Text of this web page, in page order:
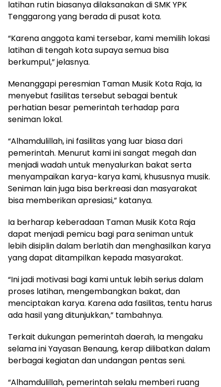
latihan rutin biasanya dilaksanakan di SMK YPK
Tenggarong yang berada di pusat kota.
“Karena anggota kami tersebar, kami memilih lokasi
latihan di tengah kota supaya semua bisa
berkumpul,” jelasnya.
Menanggapi peresmian Taman Musik Kota Raja, Ia
menyebut fasilitas tersebut sebagai bentuk
perhatian besar pemerintah terhadap para
seniman lokal.
“Alhamdulillah, ini fasilitas yang luar biasa dari
pemerintah. Menurut kami ini sangat megah dan
menjadi wadah untuk menyalurkan bakat serta
menyampaikan karya-karya kami, khususnya musik.
Seniman lain juga bisa berkreasi dan masyarakat
bisa memberikan apresiasi,” katanya.
Ia berharap keberadaan Taman Musik Kota Raja
dapat menjadi pemicu bagi para seniman untuk
lebih disiplin dalam berlatih dan menghasilkan karya
yang dapat ditampilkan kepada masyarakat.
“Ini jadi motivasi bagi kami untuk lebih serius dalam
proses latihan, mengembangkan bakat, dan
menciptakan karya. Karena ada fasilitas, tentu harus
ada hasil yang ditunjukkan,” tambahnya.
Terkait dukungan pemerintah daerah, Ia mengaku
selama ini Yayasan Benaung, kerap dilibatkan dalam
berbagai kegiatan dan undangan pentas seni.
“Alhamdulillah, pemerintah selalu memberi ruang